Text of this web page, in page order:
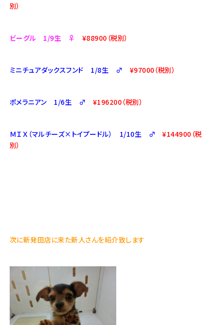
別）
ビーグル 1/9生 ♀ ¥88900（税別）
ミニチュアダックスフンド 1/8生 ♂ ¥97000（税別）
ポメラニアン 1/6生 ♂ ¥196200（税別）
ＭＩＸ（マルチーズ×トイプードル） 1/10生 ♂¥144900（税
別）
次に新発田店に来た新人さんを紹介致します